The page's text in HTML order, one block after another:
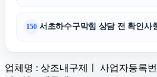
150 서초하수구막힘 상담 전 확인사
업체명 : 상조내구제ㅣ 사업자등록번